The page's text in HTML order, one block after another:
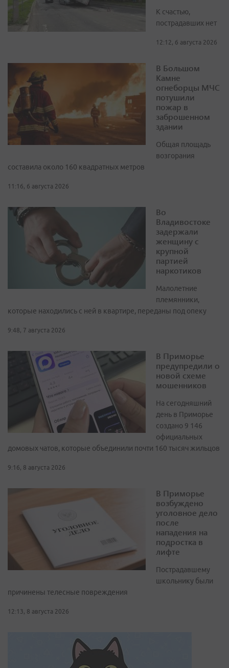
К счастью,
пострадавших нет
12:12, 6 августа 2026
В Большом
Камне
огнеборцы МЧС
потушили
пожар в
заброшенном
здании
Общая площадь
возгорания
составила около 160 квадратных метров
11:16, 6 августа 2026
Во
Владивостоке
задержали
женщину с
крупной
партией
наркотиков
Малолетние
племянники,
которые находились с ней в квартире, переданы под опеку
9:48, 7 августа 2026
В Приморье
предупредили о
новой схеме
мошенников
На сегодняшний
день в Приморье
создано 9 146
официальных
домовых чатов, которые объединили почти 160 тысяч жильцов
9:16, 8 августа 2026
В Приморье
возбуждено
уголовное дело
после
нападения на
подростка в
лифте
Пострадавшему
школьнику были
причинены телесные повреждения
12:13, 8 августа 2026